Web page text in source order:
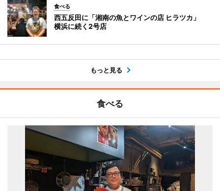
食べる
西五反田に「湘南の魚とワインの店 ヒラツカ」
横浜に続く2号店
もっと見る
食べる